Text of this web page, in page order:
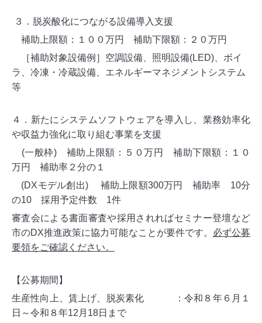
３．脱炭酸化につながる設備導入支援
補助上限額：１００万円 補助下限額：２０万円
［補助対象設備例］空調設備、照明設備(LED)、ボイ
ラ、冷凍・冷蔵設備、エネルギーマネジメントシステム
等
４．新たにシステムソフトウェアを導入し、業務効率化
や収益力強化に取り組む事業を支援
(一般枠) 補助上限額：５０万円補助下限額：１０
万円 補助率２分の１
(DXモデル創出) 補助上限額300万円 補助率 10分
の10 採用予定件数 1件
審査会による書面審査や採用されればセミナー登壇など
市のDX推進政策に協力可能なことが要件です。 必ず公募
要領をご確認ください。
【公募期間】
生産性向上、賃上げ、脱炭素化 ：令和８年６月１
日～令和８年12月18日まで